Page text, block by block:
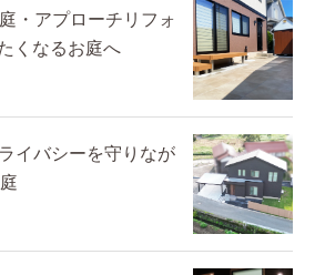
・アプローチリフォ
くなるお庭へ
イバシーを守りなが